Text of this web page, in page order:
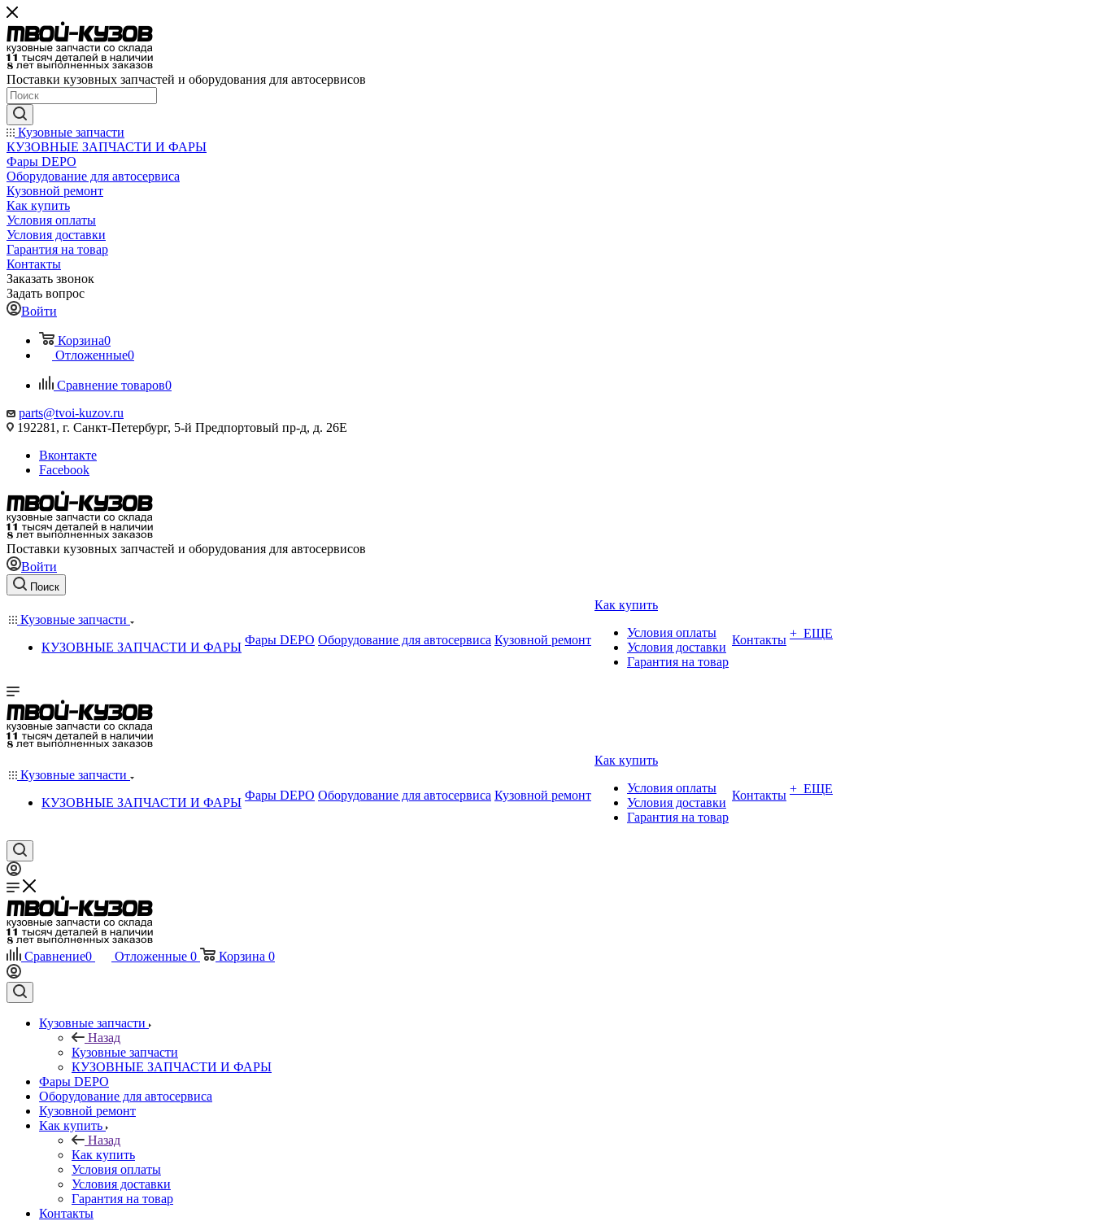
Поставки кузовных запчастей и оборудования для автосервисов
Кузовные запчасти
КУЗОВНЫЕ ЗАПЧАСТИ И ФАРЫ
Фары DEPO
Оборудование для автосервиса
Кузовной ремонт
Как купить
Условия оплаты
Условия доставки
Гарантия на товар
Контакты
Заказать звонок
Задать вопрос
Войти
Корзина0
Отложенные0
Сравнение товаров0
parts@tvoi-kuzov.ru
192281, г. Санкт-Петербург, 5-й Предпортовый пр-д, д. 26Е
Вконтакте
Facebook
Поставки кузовных запчастей и оборудования для автосервисов
Войти
Поиск
Кузовные запчасти
КУЗОВНЫЕ ЗАПЧАСТИ И ФАРЫ
Фары DEPO Оборудование для автосервиса Кузовной ремонт
Как купить
Условия оплаты
Условия доставки
Гарантия на товар
Контакты + ЕЩЕ
Кузовные запчасти
КУЗОВНЫЕ ЗАПЧАСТИ И ФАРЫ
Фары DEPO Оборудование для автосервиса Кузовной ремонт
Как купить
Условия оплаты
Условия доставки
Гарантия на товар
Контакты + ЕЩЕ
Сравнение0 Отложенные 0 Корзина 0
Кузовные запчасти
Назад
Кузовные запчасти
КУЗОВНЫЕ ЗАПЧАСТИ И ФАРЫ
Фары DEPO
Оборудование для автосервиса
Кузовной ремонт
Как купить
Назад
Как купить
Условия оплаты
Условия доставки
Гарантия на товар
Контакты